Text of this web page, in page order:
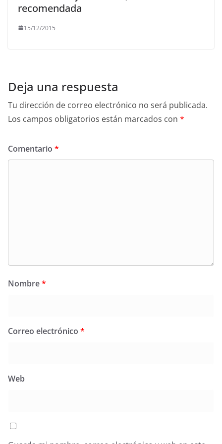
recomendada
15/12/2015
Deja una respuesta
Tu dirección de correo electrónico no será publicada.
Los campos obligatorios están marcados con *
Comentario *
Nombre*
Correo electrónico *
Web